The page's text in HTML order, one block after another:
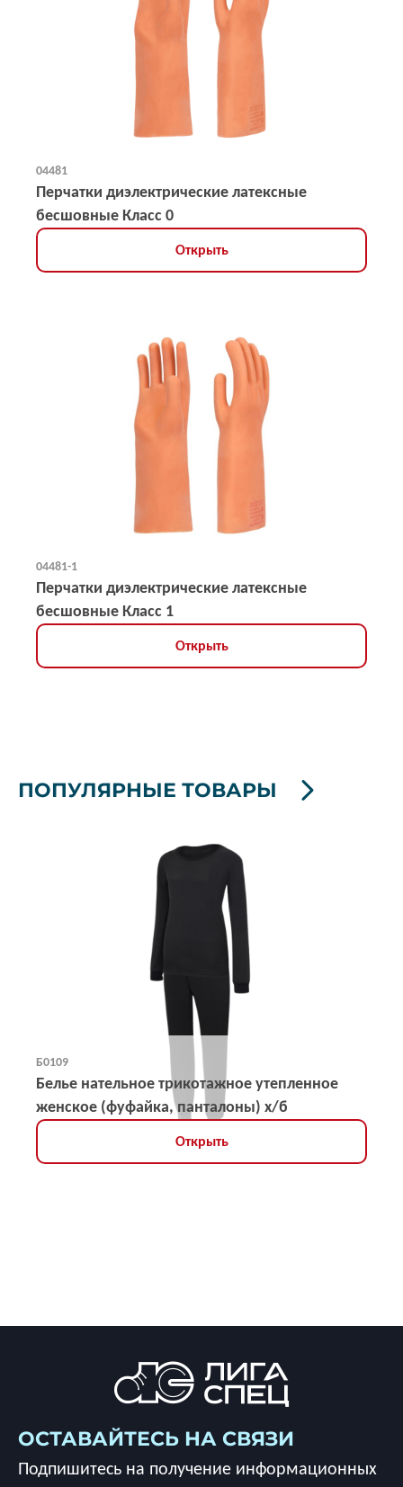
04481
Перчатки диэлектрические латексные
бесшовные Класс 0
Открыть
04481-1
Перчатки диэлектрические латексные
бесшовные Класс 1
Открыть
ПОПУЛЯРНЫЕ ТОВАРЫ
Б0109
Белье нательное трикотажное утепленное
женское (фуфайка, панталоны) х/б
Открыть
ОСТАВАЙТЕСЬ НА СВЯЗИ
Подпишитесь на получение информационных